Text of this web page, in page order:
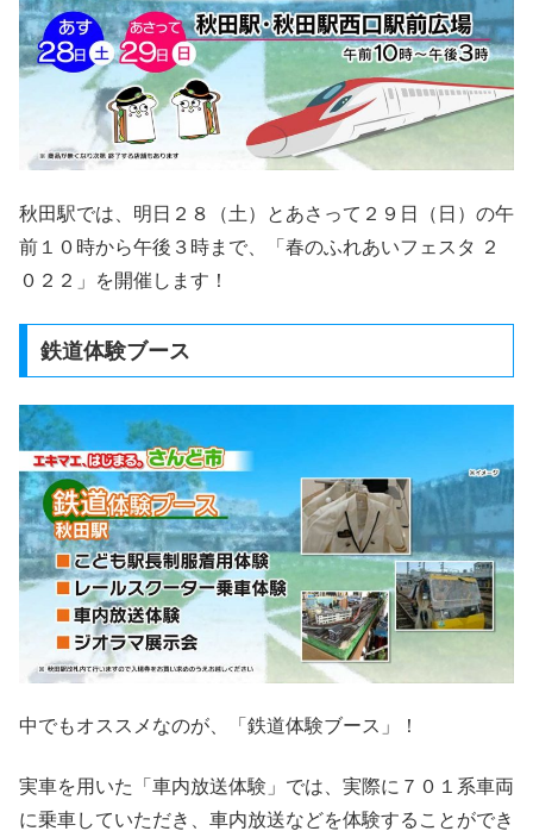
秋田駅では、明日２８（土）とあさって２９日（日）の午
前１０時から午後３時まで、「春のふれあいフェスタ ２
０２２」を開催します！
鉄道体験ブース
中でもオススメなのが、「鉄道体験ブース」！
実車を用いた「車内放送体験」では、実際に７０１系車両
に乗車していただき、車内放送などを体験することができ